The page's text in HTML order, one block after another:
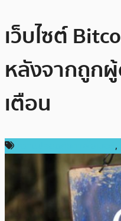
เว็บไซต์
หลังจากถูก
เตือน
,